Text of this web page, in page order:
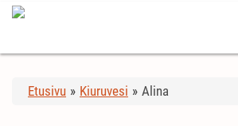
Etusivu » Kiuruvesi » Alina